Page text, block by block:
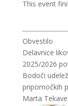
This event
Obvestilo
Delavnice
2025/2026
Bodoči
pripomočkih
Marta